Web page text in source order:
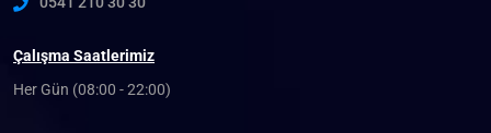
Çalışma Saatlerimiz
Her Gün (08:00 - 22:00)